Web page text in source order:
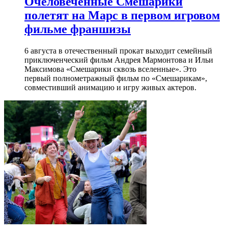
полетят на Марс в первом игровом
фильме франшизы
6 августа в отечественный прокат выходит семейный
приключенческий фильм Андрея Мармонтова и Ильи
Максимова «Смешарики сквозь вселенные». Это
первый полнометражный фильм по «Смешарикам»,
совместивший анимацию и игру живых актеров.